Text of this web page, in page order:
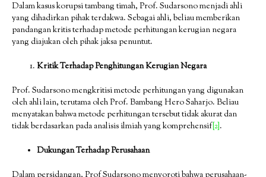
Dalam kasus korupsi tambang timah, Prof. Sudarsono menjadi ahli
yang dihadirkan pihak terdakwa. Sebagai ahli, beliau memberikan
pandangan kritis terhadap metode perhitungan kerugian negara
yang diajukan oleh pihak jaksa penuntut.
Kritik Terhadap Penghitungan Kerugian Negara
Prof. Sudarsono mengkritisi metode perhitungan yang digunakan
oleh ahli lain, terutama oleh Prof. Bambang Hero Saharjo. Beliau
menyatakan bahwa metode perhitungan tersebut tidak akurat dan
tidak berdasarkan pada analisis ilmiah yang komprehensif[2].
Dukungan Terhadap Perusahaan